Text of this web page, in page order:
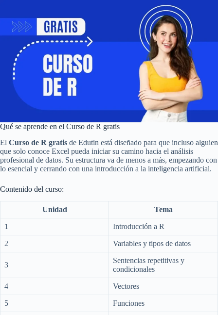
Qué se aprende en el Curso de R gratis
El Curso de R gratis de Edutin está diseñado para que incluso alguien
que solo conoce Excel pueda iniciar su camino hacia el análisis
profesional de datos. Su estructura va de menos a más, empezando con
lo esencial y cerrando con una introducción a la inteligencia artificial.
Contenido del curso:
Unidad Tema
1 Introducción a R
2 Variables y tipos de datos
3
Sentencias repetitivas y
condicionales
4 Vectores
5 Funciones